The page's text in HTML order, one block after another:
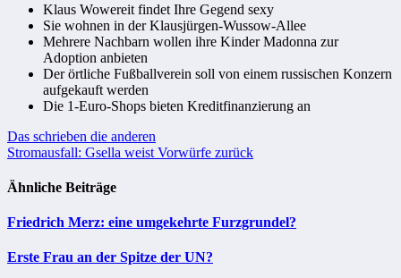
Klaus Wowereit findet Ihre Gegend sexy
Sie wohnen in der Klausjürgen-Wussow-Allee
Mehrere Nachbarn wollen ihre Kinder Madonna zur
Adoption anbieten
Der örtliche Fußballverein soll von einem russischen Konzern
aufgekauft werden
Die 1-Euro-Shops bieten Kreditfinanzierung an
Beitragsnavigation
Das schrieben die anderen
Stromausfall: Gsella weist Vorwürfe zurück
Ähnliche Beiträge
Friedrich Merz: eine umgekehrte Furzgrundel?
Erste Frau an der Spitze der UN?